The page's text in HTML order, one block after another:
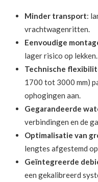
Minder transport:
vrachtwagenritten.
Eenvoudige
lager risico op lekken.
Technische
1700 tot 3000 mm)
ophogingen aan.
Gegarandeerde
verbindingen en de
Optimalisatie van
lengtes afgestemd
Geïntegreerde
een gekalibreerd